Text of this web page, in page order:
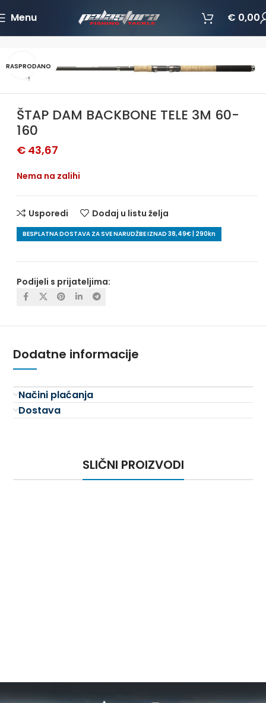
Menu € 0,00
RASPRODANOPovećajte sliku
ŠTAP DAM BACKBONE TELE 3M 60-
160
€ 43,67
Nema na zalihi
Usporedi Dodaj u listu želja
BESPLATNA DOSTAVA ZA SVE NARUDŽBE IZNAD 38,49€ | 290kn
Podijeli s prijateljima:
Dodatne informacije
Načini plaćanja
Dostava
SLIČNI PROIZVODI